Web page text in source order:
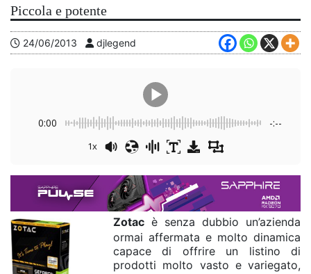
Piccola e potente
24/06/2013 djlegend
0:00 -:--
1x
Zotac è senza dubbio un’azienda
ormai affermata e molto dinamica
capace di offrire un listino di
prodotti molto vasto e variegato,